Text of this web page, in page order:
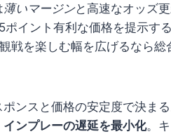
薄いマージンと高速なオッズ
イント有利な価格を提示す
戦を楽しむ幅を広げるなら総
ンスと価格の安定度で決ま
インプレーの遅延を最小化。